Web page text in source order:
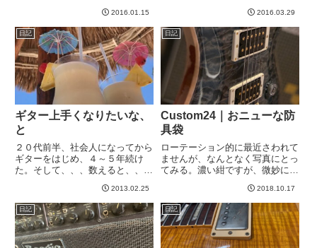
2016.01.15
当やばい人になりました。なんと
いうか、このクリエイティビティ
を建設的な方向に活かしたいです
ねwwwさて、しばらく前から、...
2016.03.29
日記
ギター上手くなりたいな、
と
２０代前半、社会人になってから
ギターをはじめ、４～５年続け
た。そして、、、数えると、、、
てる時間よりやってない時間の方
が長いよwでもずっとギターは気
になっていて、改めて弾き始め
て、これは一生の趣味だなあ、と
思っ...
2013.02.25
日記
Custom24｜おニューな防
具袋
ローテーション的に最近さわれて
ませんが、なんとなく写真にとっ
てみる。濃い紺ですが、微妙にバ
光線の加減でいろんな色彩を見せ
てくれます。宝石のようなギター
ですが、普段使いしてることもあ
り、それなりに傷もついてます
が...
2018.10.17
日記 日記